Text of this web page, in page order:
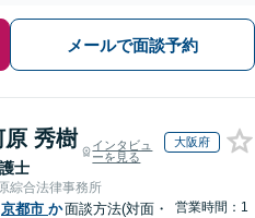
メールで面談予約
原 秀樹
士
インタビュ
ーを見る
大阪府
綜合法律事務所
京都市 か面談方法(対面・
営業時間：1